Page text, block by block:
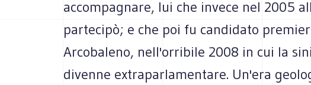
accompagnare, lui che invece nel 2005
partecipò; e che poi fu candidato
Arcobaleno, nell'orribile 2008 in cui la
divenne extraparlamentare. Un'era